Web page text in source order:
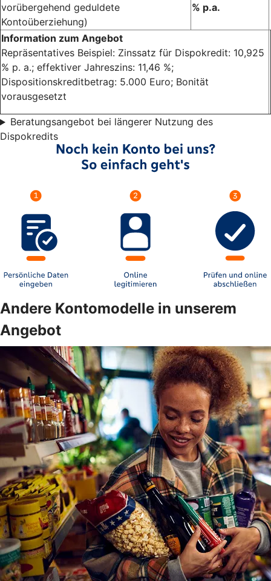
vorübergehend geduldete
Kontoüberziehung)
% p.a.
Information zum Angebot
Repräsentatives Beispiel: Zinssatz für Dispokredit: 10,925
% p. a.; effektiver Jahreszins: 11,46 %;
Dispositionskreditbetrag: 5.000 Euro; Bonität
vorausgesetzt
Beratungsangebot bei längerer Nutzung des
Dispokredits
Andere Kontomodelle in unserem
Angebot